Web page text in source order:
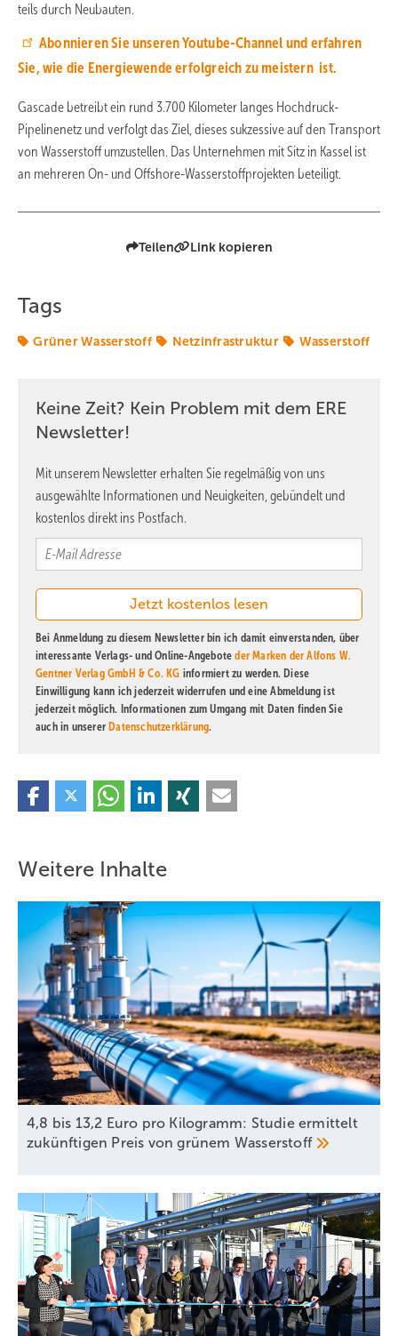
teils durch Neubauten.
Abonnieren Sie unseren Youtube-Channel und erfahren
Sie, wie die Energiewende erfolgreich zu meistern ist.
Gascade betreibt ein rund 3.700 Kilometer langes Hochdruck-
Pipelinenetz und verfolgt das Ziel, dieses sukzessive auf den Transport
von Wasserstoff umzustellen. Das Unternehmen mit Sitz in Kassel ist
an mehreren On- und Offshore-Wasserstoffprojekten beteiligt.
Teilen Link kopieren
Tags
Grüner Wasserstoff Netzinfrastruktur Wasserstoff
Keine Zeit? Kein Problem mit dem ERE
Newsletter!
Mit unserem Newsletter erhalten Sie regelmäßig von uns
ausgewählte Informationen und Neuigkeiten, gebündelt und
kostenlos direkt ins Postfach.
Bei Anmeldung zu diesem Newsletter bin ich damit einverstanden, über
interessante Verlags- und Online-Angeboteder Marken der Alfons W.
Gentner Verlag GmbH & Co. KG informiert zu werden. Diese
Einwilligung kann ich jederzeit widerrufen und eine Abmeldung ist
jederzeit möglich. Informationen zum Umgang mit Daten finden Sie
auch in unsererDatenschutzerklärung.
Weitere Inhalte
4,8 bis 13,2 Euro pro Kilogramm: Studie ermittelt
zukünftigen Preis von grünem Wasserstoff